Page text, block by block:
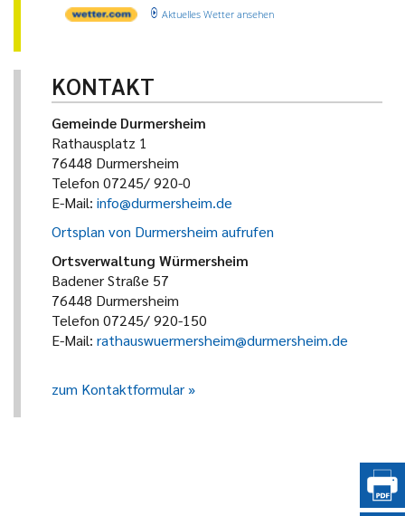
Aktuelles Wetter ansehen
KONTAKT
Gemeinde Durmersheim
Rathausplatz 1
76448 Durmersheim
Telefon 07245/ 920-0
E-Mail: info@durmersheim.de
Ortsplan von Durmersheim aufrufen
Ortsverwaltung Würmersheim
Badener Straße 57
76448 Durmersheim
Telefon 07245/ 920-150
E-Mail: rathauswuermersheim@durmersheim.de
zum Kontaktformular